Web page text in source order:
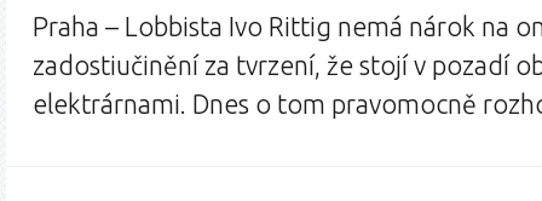
Praha – Lobbista Ivo Rittig nemá nárok na
zadostiučinění za tvrzení, že stojí v pozadí
elektrárnami. Dnes o tom pravomocně